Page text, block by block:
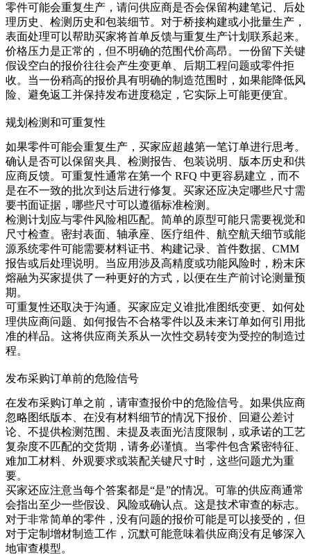
零件可能会重复生产，请问供应商是否会保留构建笔记、后处
理历史、检测历史和包装细节。对于桥接构建或小批量生产，
表面处理可以帮助买家将首单反馈与重复生产计划联系起来。
价格压力是正常的，但不明确的范围代价高昂。一份留下关键
假设空白的报价往往会产生变更单、后期工程问题或零件拒
收。当一份稍高的报价具有明确的制造范围时，如果能降低风
险、避免返工并保持发布进度稳定，它实际上可能更便宜。
规划检测和可重复性
如果零件可能会重复生产，买家应超越第一笔订单进行思考。
确认是否可以保留夹具、检测报告、包装说明、版本历史和供
应商反馈。可重复性通常在第一个 RFQ 中更容易建立，而不
是在不一致的批次到达后进行修复。买家还应决定哪些尺寸需
要书面证据，哪些尺寸可以遵循标准检测。
检测计划应与零件风险相匹配。简单的原型可能只需要视觉和
尺寸检查。密封表面、轴承座、医疗组件、航空航天细节或能
源系统零件可能需要材料证书、构建记录、首件数据、CMM
报告或后处理说明。当应用涉及高精度或功能风险时， 粉末床
熔融为买家提供了一种更好的方式，以便在生产前讨论测量预
期。
可重复性还取决于沟通。买家应定义谁批准图纸变更、如何处
理供应商问题、如何报告不合格零件以及未来订单如何引用批
准的样品。这将供应商关系从一次性交易转变为受控的制造过
程。
发布采购订单前的危险信号
在发布采购订单之前，请审查报价中的危险信号。如果供应商
忽略图纸版本、在没有材料细节的情况下报价、回避公差讨
论、不提供检测范围、未提及表面光洁度限制，或承诺的工艺
复杂度不匹配的交货期，请务必谨慎。当零件包含紧密特征、
难加工材料、外观要求或装配关键尺寸时，这些问题尤为重
要。
买家还应注意当每个答案都是“是”的情况。可靠的供应商通常
会指出至少一些假设、风险或确认点。这是技术审查的标志。
对于非常简单的零件，没有问题的报价可能是可以接受的，但
对于定制增材制造工作，沉默可能意味着供应商没有足够深入
地审查模型。